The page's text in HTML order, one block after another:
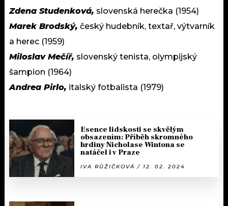
Zdena Studenková, slovenská herečka (1954)
Marek Brodský, český hudebník, textař, výtvarník
a herec (1959)
Miloslav Mečíř, slovenský tenista, olympijský
šampion (1964)
Andrea Pirlo, italský fotbalista (1979)
Esence lidskosti se skvělým
obsazením: Příběh skromného
hrdiny Nicholase Wintona se
natáčel i v Praze
IVA RŮŽIČKOVÁ / 12. 02. 2024